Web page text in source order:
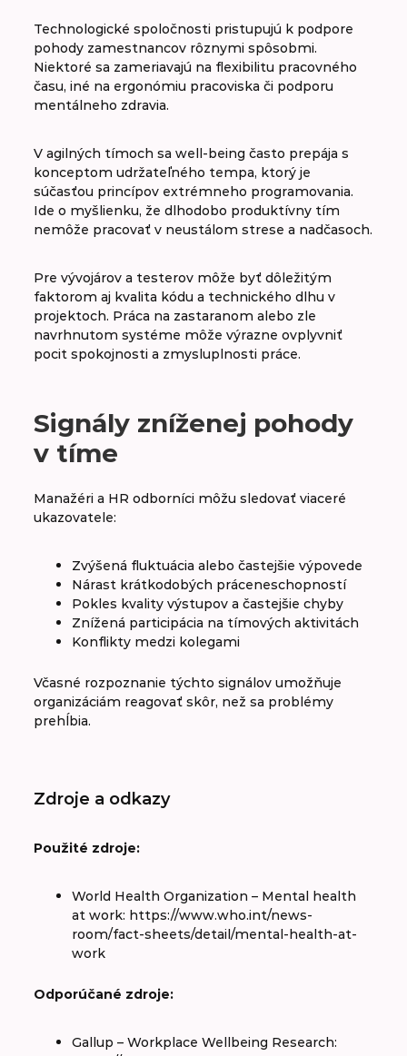
Technologické spoločnosti pristupujú k podpore
pohody zamestnancov rôznymi spôsobmi.
Niektoré sa zameriavajú na flexibilitu pracovného
času, iné na ergonómiu pracoviska či podporu
mentálneho zdravia.
V agilných tímoch sa well-being často prepája s
konceptom udržateľného tempa, ktorý je
súčasťou princípov extrémneho programovania.
Ide o myšlienku, že dlhodobo produktívny tím
nemôže pracovať v neustálom strese a nadčasoch.
Pre vývojárov a testerov môže byť dôležitým
faktorom aj kvalita kódu a technického dlhu v
projektoch. Práca na zastaranom alebo zle
navrhnutom systéme môže výrazne ovplyvniť
pocit spokojnosti a zmysluplnosti práce.
Signály zníženej pohody
v tíme
Manažéri a HR odborníci môžu sledovať viaceré
ukazovatele:
Zvýšená fluktuácia alebo častejšie výpovede
Nárast krátkodobých práceneschopností
Pokles kvality výstupov a častejšie chyby
Znížená participácia na tímových aktivitách
Konflikty medzi kolegami
Včasné rozpoznanie týchto signálov umožňuje
organizáciám reagovať skôr, než sa problémy
prehĺbia.
Zdroje a odkazy
Použité zdroje:
World Health Organization – Mental health
at work: https://www.who.int/news-
room/fact-sheets/detail/mental-health-at-
work
Odporúčané zdroje:
Gallup – Workplace Wellbeing Research: